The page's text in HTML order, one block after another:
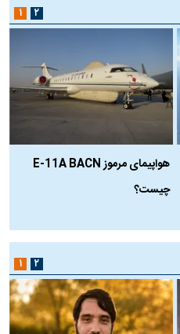
هواپیمای مرموز E-11A BACN
چیست؟
۱ ۲
۱ ۲